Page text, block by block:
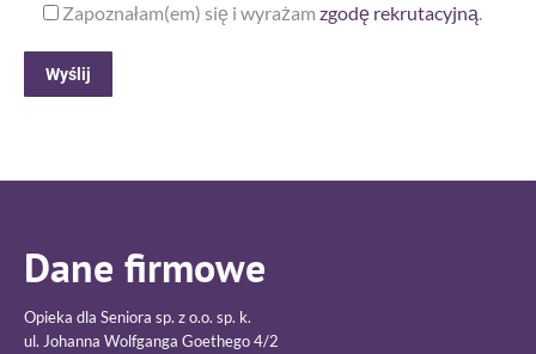
Zapoznałam(em) się i wyrażam zgodę rekrutacyjną.
Dane firmowe
Opieka dla Seniora sp. z o.o. sp. k.
ul. Johanna Wolfganga Goethego 4/2